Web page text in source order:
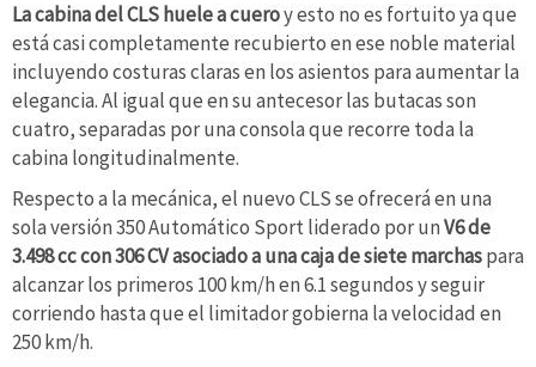
La cabina del CLS huele a cueroy esto no es fortuito ya que
está casi completamente recubierto en ese noble material
incluyendo costuras claras en los asientos para aumentar la
elegancia. Al igual que en su antecesor las butacas son
cuatro, separadas por una consola que recorre toda la
cabina longitudinalmente.
Respecto a la mecánica, el nuevo CLS se ofrecerá en una
sola versión 350 Automático Sport liderado por unV6 de
3.498 cc con 306 CV asociado a una caja de siete marchaspara
alcanzar los primeros 100 km/h en 6.1 segundos y seguir
corriendo hasta que el limitador gobierna la velocidad en
250 km/h.